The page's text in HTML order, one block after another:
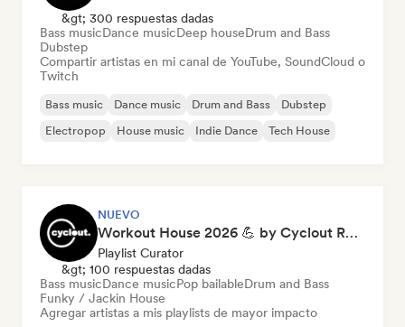
&gt; 300 respuestas dadas
Bass musicDance musicDeep houseDrum and Bass
Dubstep
Compartir artistas en mi canal de YouTube, SoundCloud o
Twitch
Bass music Dance music Drum and Bass
Dubstep
Electropop
House music Indie Dance Tech House
NUEVO
Workout House 2026 💪 by Cyclout Records
Playlist Curator
&gt; 100 respuestas dadas
Bass musicDance musicPop bailableDrum and Bass
Funky / Jackin House
Agregar artistas a mis playlists de mayor impacto